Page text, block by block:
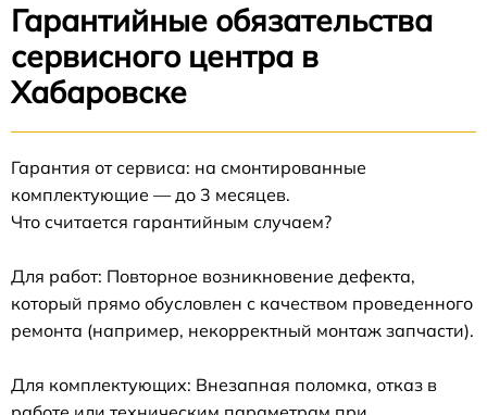
Гарантийные обязательства
сервисного центра в
Хабаровске
Гарантия от сервиса: на смонтированные
комплектующие — до 3 месяцев.
Что считается гарантийным случаем?
Для работ: Повторное возникновение дефекта,
который прямо обусловлен с качеством проведенного
ремонта (например, некорректный монтаж запчасти).
Для комплектующих: Внезапная поломка, отказ в